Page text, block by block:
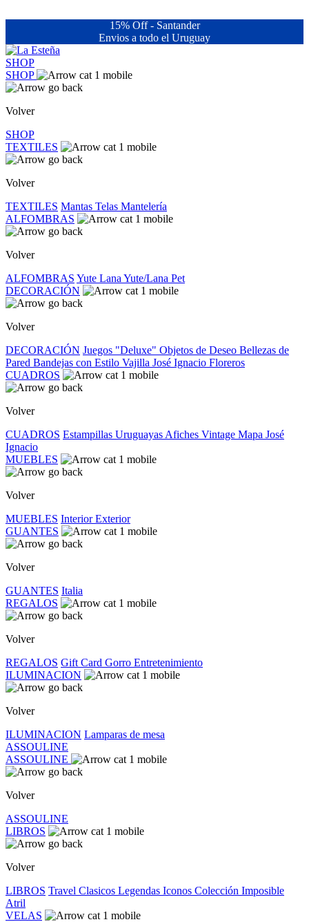
15% Off - Santander
Envios a todo el Uruguay
SHOP
SHOP
Volver
SHOP
TEXTILES
Volver
TEXTILES Mantas Telas Mantelería
ALFOMBRAS
Volver
ALFOMBRAS Yute Lana Yute/Lana Pet
DECORACIÓN
Volver
DECORACIÓN Juegos "Deluxe" Objetos de Deseo Bellezas de
Pared Bandejas con Estilo Vajilla José Ignacio Floreros
CUADROS
Volver
CUADROS Estampillas Uruguayas Afiches Vintage Mapa José
Ignacio
MUEBLES
Volver
MUEBLES InteriorExterior
GUANTES
Volver
GUANTES Italia
REGALOS
Volver
REGALOS Gift Card Gorro Entretenimiento
ILUMINACION
Volver
ILUMINACION Lamparas de mesa
ASSOULINE
ASSOULINE
Volver
ASSOULINE
LIBROS
Volver
LIBROS Travel Clasicos Legendas Iconos Colección Imposible
Atril
VELAS